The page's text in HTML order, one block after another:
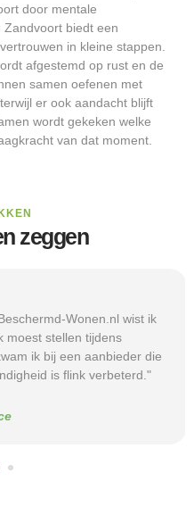
door mentale
biedt een
in kleine stappen.
afgestemd op rust en de
samen oefenen met
er ook aandacht blijft
wordt gekeken welke
van dat moment.
zeggen
Wonen.nl wist ik
moest stellen tijdens
ik bij een aanbieder die
is flink verbeterd."